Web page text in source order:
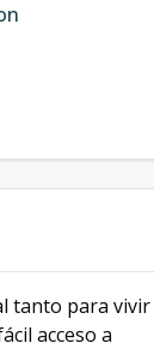
tanto para vivir
acceso a